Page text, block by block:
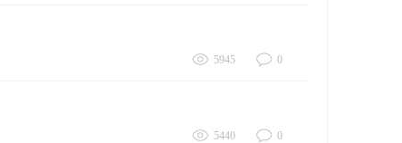
5945 0
5440 0